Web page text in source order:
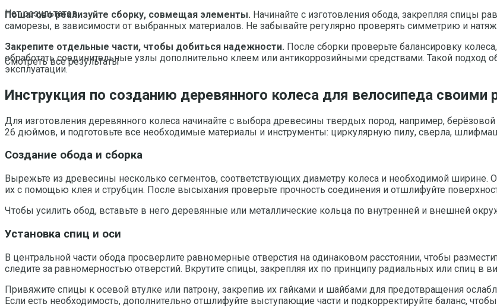
Нет результатов
Смотреть все результаты
Пошагово реализуйте сборку, совмещая элементы. Начинайте с изготовления обода, закрепляя спицы
саморезы, в зависимости от выбранных материалов. Не забывайте регулярно проверять симметрию и
Закрепите отдельные части, чтобы добиться надежности. После сборки проверьте балансировку
обработать соединительные узлы дополнительно клеем или антикоррозийными средствами. Такой подход
эксплуатации.
Инструкция по созданию деревянного колеса для велосипеда своими
Для изготовления деревянного колеса начинайте с выбора древесины твердых пород, например,
26 дюймов, и подготовьте все необходимые материалы и инструменты: циркулярную пилу, сверла,
Создание обода и сборка
Вырежьте из древесины несколько сегментов, соответствующих диаметру колеса и необходимой ширине.
их с помощью клея и струбцин. После высыхания проверьте прочность соединения и отшлифуйте
Чтобы усилить обод, вставьте в него деревянные или металлические кольца по внутренней и внешней
Установка спиц и оси
В центральной части обода просверлите равномерные отверстия на одинаковом расстоянии, чтобы
следите за равномерностью отверстий. Вкрутите спицы, закрепляя их по принципу радиальных или спиц в
Привяжите спицы к осевой втулке или патрону, закрепив их гайками и шайбами для предотвращения
Если есть необходимость, дополнительно отшлифуйте выступающие части и подкорректируйте баланс,